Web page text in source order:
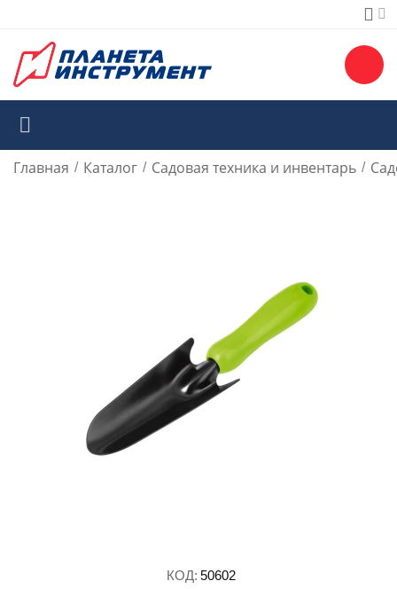
Главная / Каталог / Садовая техника и инвентарь /
КОД: 50602